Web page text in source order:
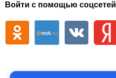
Войти с помощью соцсетей